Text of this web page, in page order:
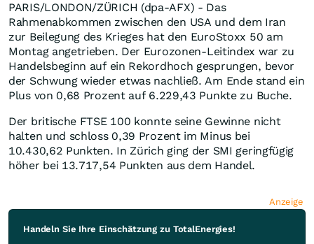
PARIS/LONDON/ZÜRICH (dpa-AFX) - Das
Rahmenabkommen zwischen den USA und dem Iran
zur Beilegung des Krieges hat den EuroStoxx 50 am
Montag angetrieben. Der Eurozonen-Leitindex war zu
Handelsbeginn auf ein Rekordhoch gesprungen, bevor
der Schwung wieder etwas nachließ. Am Ende stand ein
Plus von 0,68 Prozent auf 6.229,43 Punkte zu Buche.
Der britische FTSE 100 konnte seine Gewinne nicht
halten und schloss 0,39 Prozent im Minus bei
10.430,62 Punkten. In Zürich ging der SMI geringfügig
höher bei 13.717,54 Punkten aus dem Handel.
Anzeige
Handeln Sie Ihre Einschätzung zu TotalEnergies!